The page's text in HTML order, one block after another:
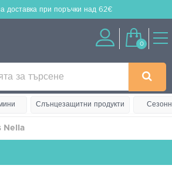
доставка при поръчки над 62€
0
Слънцезащитни продукти
Nella